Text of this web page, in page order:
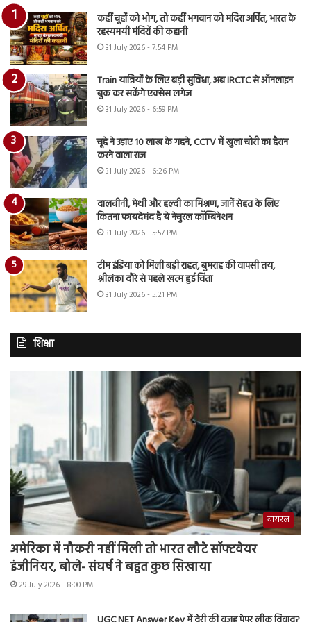
कहीं चूहों को भोग, तो कहीं भगवान को मदिरा अर्पित, भारत के
रहस्यमयी मंदिरों की कहानी
31 July 2026 - 7:54 PM
Train यात्रियों के लिए बड़ी सुविधा, अब IRCTC से ऑनलाइन
बुक कर सकेंगे एक्सेस लगेज
31 July 2026 - 6:59 PM
चूहे ने उड़ाए 10 लाख के गहने, CCTV में खुला चोरी का हैरान
करने वाला राज
31 July 2026 - 6:26 PM
दालचीनी, मेथी और हल्दी का मिश्रण, जानें सेहत के लिए
कितना फायदेमंद है ये नेचुरल कॉम्बिनेशन
31 July 2026 - 5:57 PM
टीम इंडिया को मिली बड़ी राहत, बुमराह की वापसी तय,
श्रीलंका दौरे से पहले खत्म हुई चिंता
31 July 2026 - 5:21 PM
शिक्षा
वायरल
अमेरिका में नौकरी नहीं मिली तो भारत लौटे सॉफ्टवेयर
इंजीनियर, बोले- संघर्ष ने बहुत कुछ सिखाया
29 July 2026 - 8:00 PM